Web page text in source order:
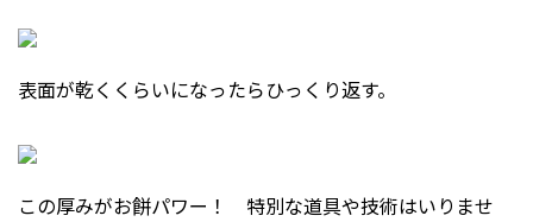
表面が乾くくらいになったらひっくり返す。
この厚みがお餅パワー！ 特別な道具や技術はいりませ